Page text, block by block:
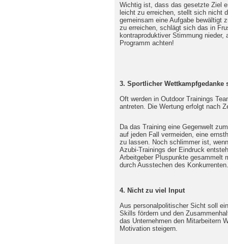
Wichtig ist, dass das gesetzte Ziel
leicht zu erreichen, stellt sich nicht
gemeinsam eine Aufgabe bewältigt
zu erreichen, schlägt sich das in
kontraproduktiver Stimmung nieder,
Programm achten!
3. Sportlicher Wettkampfgedanke
Oft werden in Outdoor Trainings
antreten. Die Wertung erfolgt nach
Da das Training eine Gegenwelt
auf jeden Fall vermeiden, eine
zu lassen. Noch schlimmer ist,
Azubi-Trainings der Eindruck
Arbeitgeber Pluspunkte gesammelt
durch Ausstechen des Konkurrenten.
4. Nicht zu viel Input
Aus personalpolitischer Sicht soll
Skills fördern und den
das Unternehmen den Mitarbeitern
Motivation steigern.